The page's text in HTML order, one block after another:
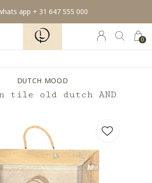
0
min order € 100.- franco
DUTCH MOOD
tile old dutch AND